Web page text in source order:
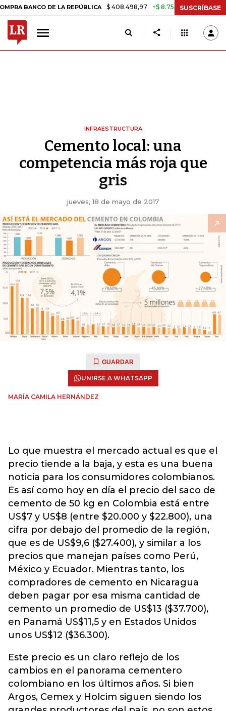
DE LA REPÚBLICA $ 408.498,97 +$ 8.753,81 +2,19% TASA DE
SUSCRÍBASE
INFRAESTRUCTURA
Cemento local: una
competencia más roja que
gris
jueves, 18 de mayo de 2017
GUARDAR
UNIRSE A WHATSAPP
MARÍA CAMILA HERNÁNDEZ
Lo que muestra el mercado actual es que el
precio tiende a la baja, y esta es una buena
noticia para los consumidores colombianos.
Es así como hoy en día el precio del saco de
cemento de 50 kg en Colombia está entre
US$7 y US$8 (entre $20.000 y $22.800), una
cifra por debajo del promedio de la región,
que es de US$9,6 ($27.400), y similar a los
precios que manejan países como Perú,
México y Ecuador. Mientras tanto, los
compradores de cemento en Nicaragua
deben pagar por esa misma cantidad de
cemento un promedio de US$13 ($37.700),
en Panamá US$11,5 y en Estados Unidos
unos US$12 ($36.300).
Este precio es un claro reflejo de los
cambios en el panorama cementero
colombiano en los últimos años. Si bien
Argos, Cemex y Holcim siguen siendo los